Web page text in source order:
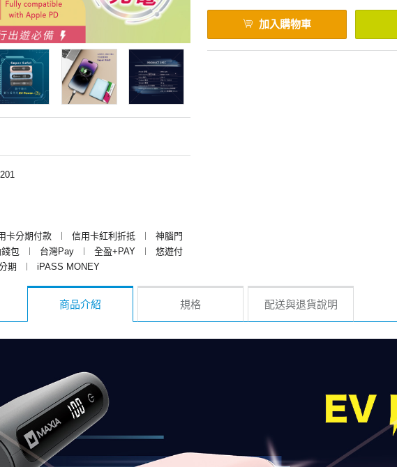
卡分期付款 ︱ 信用卡紅利折抵 ︱
神腦門
包 ︱ 台灣Pay ︱ 全盈+PAY ︱
悠遊付
期 ︱ iPASS MONEY
加入購物車
商品介紹 規格 配送與退貨說明